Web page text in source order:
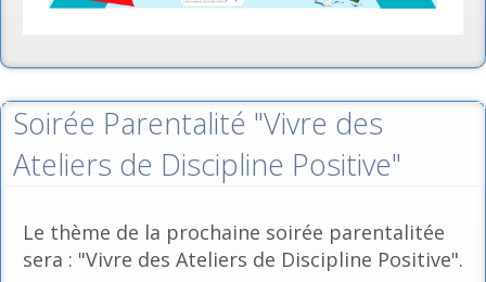
Soirée Parentalité "Vivre des
Ateliers de Discipline Positive"
Le thème de la prochaine soirée parentalitée
sera : "Vivre des Ateliers de Discipline Positive".